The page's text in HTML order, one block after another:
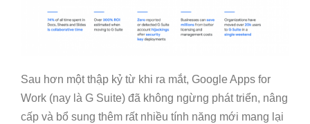
Sau hơn một thập kỷ từ khi ra mắt, Google Apps for
Work (nay là G Suite) đã không ngừng phát triển, nâng
cấp và bổ sung thêm rất nhiều tính năng mới mang lại